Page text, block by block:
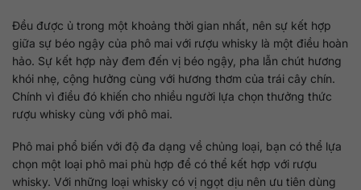
Đều được ủ trong một khoảng thời gian nhất, nên sự kết hợp
giữa sự béo ngậy của phô mai với rượu whisky là một điều hoàn
hảo. Sự kết hợp này đem đến vị béo ngậy, pha lẫn chút hương
khói nhẹ, cộng hưởng cùng với hương thơm của trái cây chín.
Chính vì điều đó khiến cho nhiều người lựa chọn thưởng thức
rượu whisky cùng với phô mai.
Phô mai phổ biến với độ đa dạng về chủng loại, bạn có thể lựa
chọn một loại phô mai phù hợp để có thể kết hợp với rượu
whisky. Với những loại whisky có vị ngọt dịu nên ưu tiên dùng